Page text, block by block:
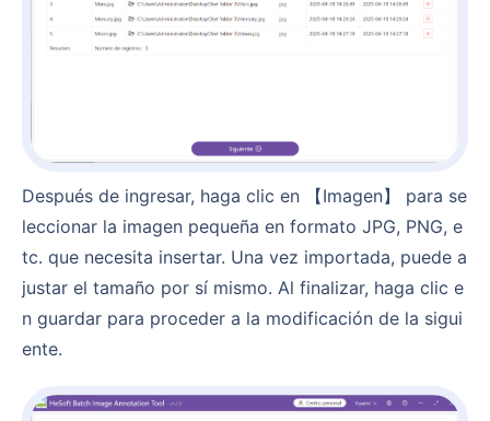
Después de ingresar, haga clic en 【Imagen】 para se
leccionar la imagen pequeña en formato JPG, PNG, e
tc. que necesita insertar. Una vez importada, puede a
justar el tamaño por sí mismo. Al finalizar, haga clic e
n guardar para proceder a la modificación de la sigui
ente.